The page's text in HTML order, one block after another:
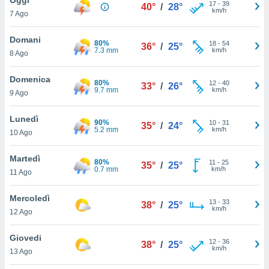
è
al sito
di
ci
di
il
un
la
nella
7 Ago
40° / 28° 17- 39
km/h
Domani
8 Ago
80%
7.3 mm
36° / 25° 18- 54
km/h
Domenica
9 Ago
80%
9.7 mm
33° / 26° 12- 40
km/h
Lunedì
10 Ago
90%
5.2 mm
35° / 24° 10- 31
km/h
Martedì
11 Ago
80%
0.7 mm
35° / 25° 11 - 25
km/h
Mercoledì
12 Ago
38° / 25° 13- 33
km/h
Giovedi
13 Ago
38° / 25° 12- 36
km/h